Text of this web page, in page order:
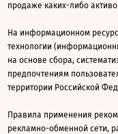
продаже каких-либо
На информационном
технологии
на основе сбора,
предпочтениям
территории Российской
Правила применения
рекламно-обменной сети,